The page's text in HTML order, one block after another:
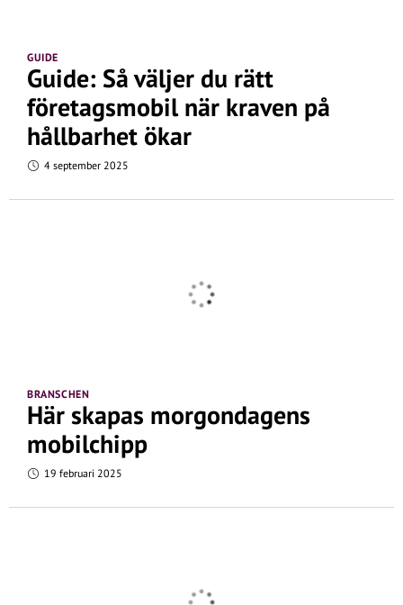
GUIDE
Guide: Så väljer du rätt
företagsmobil när kraven på
hållbarhet ökar
4 september 2025
BRANSCHEN
Här skapas morgondagens
mobilchipp
19 februari 2025